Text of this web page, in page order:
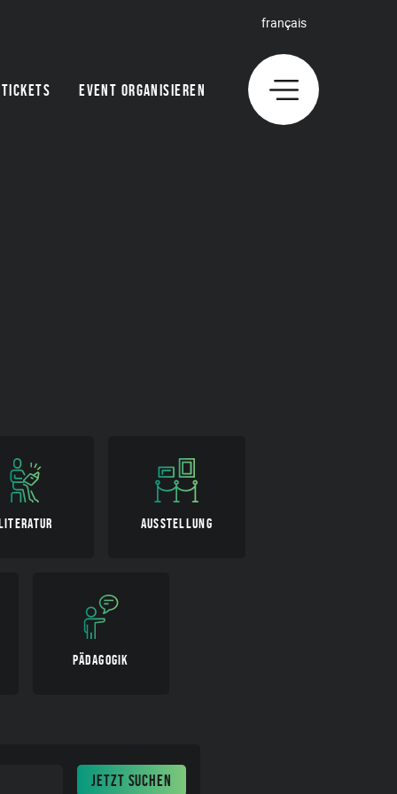
TICKETS EVENT ORGANISIEREN
français
AUSSTELLUNG
PÄDAGOGIK